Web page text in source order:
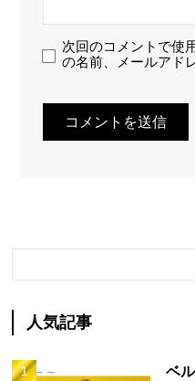
次回のコメントで使
の名前、メールアド
人気記事
ベ